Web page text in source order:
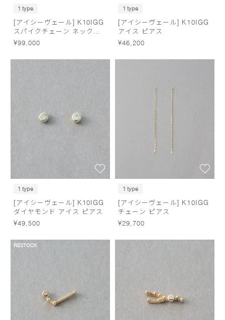
1 type
[アイシーヴェール] K10IGG
スパイクチェーン ネックレ
ス
¥99,000
1 type
[アイシーヴェール] K10IGG
アイス ピアス
¥46,200
1 type
[アイシーヴェール] K10IGG
ダイヤモンド アイス ピアス
¥49,500
1 type
[アイシーヴェール] K10IGG
チェーン ピアス
¥29,700
RESTOCK